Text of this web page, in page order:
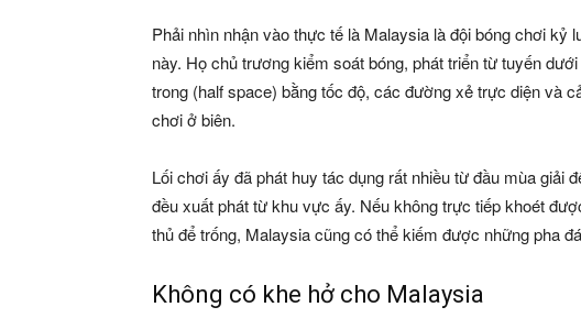
Phải nhìn nhận vào thực tế là Malaysia là đội bóng chơi kỷ
này. Họ chủ trương kiểm soát bóng, phát triển từ tuyến
trong (half space) bằng tốc độ, các đường xẻ trực diện và
chơi ở biên.
Lối chơi ấy đã phát huy tác dụng rất nhiều từ đầu mùa giải
đều xuất phát từ khu vực ấy. Nếu không trực tiếp khoét
thủ để trống, Malaysia cũng có thể kiếm được những pha
Không có khe hở cho Malaysia